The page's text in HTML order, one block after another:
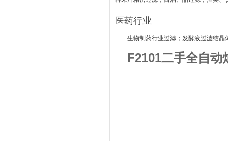
医药行业
生物制药行业过滤；发酵液过滤结
F2101二手全自动